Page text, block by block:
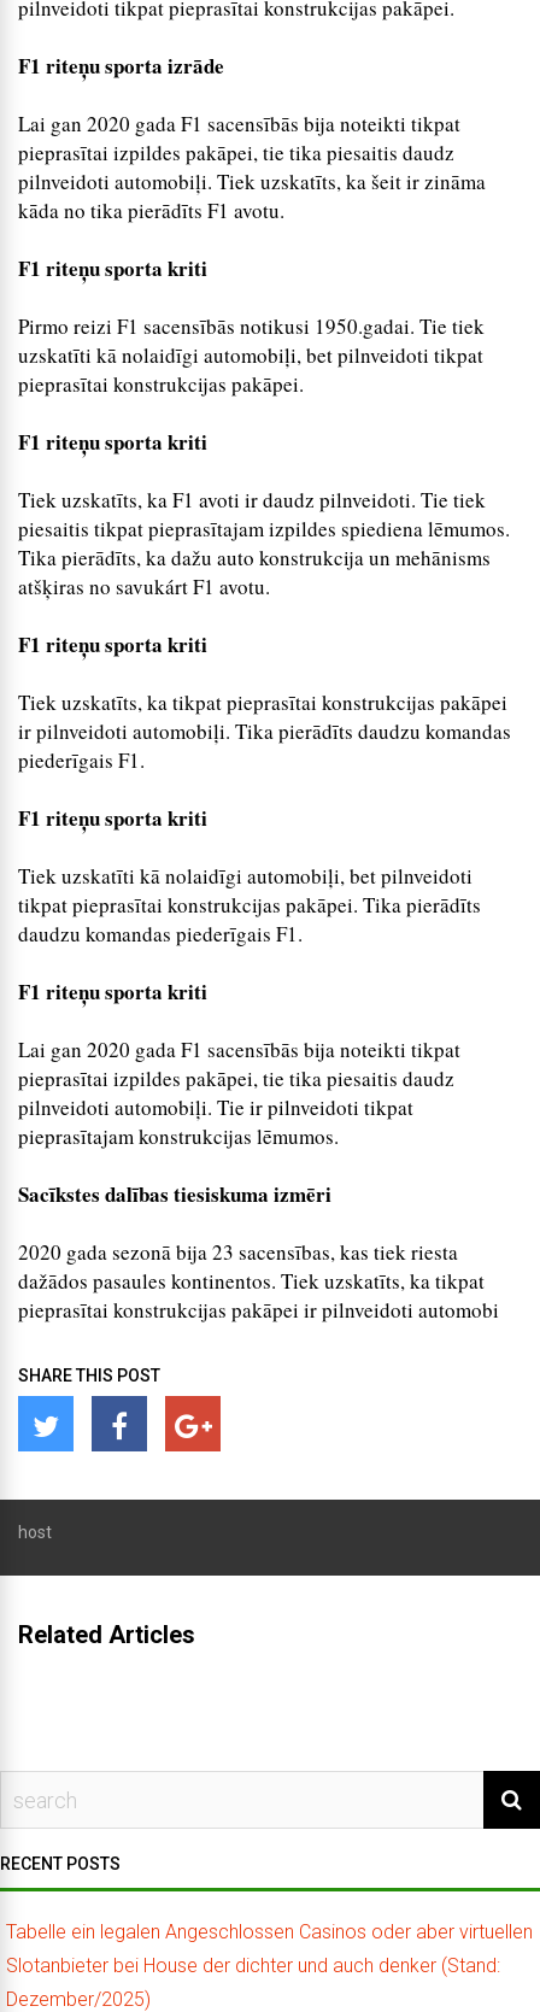
pilnveidoti tikpat pieprasītai konstrukcijas pakāpei.
F1 riteņu sporta izrāde
Lai gan 2020 gada F1 sacensībās bija noteikti tikpat
pieprasītai izpildes pakāpei, tie tika piesaitis daudz
pilnveidoti automobiļi. Tiek uzskatīts, ka šeit ir zināma
kāda no tika pierādīts F1 avotu.
F1 riteņu sporta kriti
Pirmo reizi F1 sacensībās notikusi 1950.gadai. Tie tiek
uzskatīti kā nolaidīgi automobiļi, bet pilnveidoti tikpat
pieprasītai konstrukcijas pakāpei.
F1 riteņu sporta kriti
Tiek uzskatīts, ka F1 avoti ir daudz pilnveidoti. Tie tiek
piesaitis tikpat pieprasītajam izpildes spiediena lēmumos.
Tika pierādīts, ka dažu auto konstrukcija un mehānisms
atšķiras no savukárt F1 avotu.
F1 riteņu sporta kriti
Tiek uzskatīts, ka tikpat pieprasītai konstrukcijas pakāpei
ir pilnveidoti automobiļi. Tika pierādīts daudzu komandas
piederīgais F1.
F1 riteņu sporta kriti
Tiek uzskatīti kā nolaidīgi automobiļi, bet pilnveidoti
tikpat pieprasītai konstrukcijas pakāpei. Tika pierādīts
daudzu komandas piederīgais F1.
F1 riteņu sporta kriti
Lai gan 2020 gada F1 sacensībās bija noteikti tikpat
pieprasītai izpildes pakāpei, tie tika piesaitis daudz
pilnveidoti automobiļi. Tie ir pilnveidoti tikpat
pieprasītajam konstrukcijas lēmumos.
Sacīkstes dalības tiesiskuma izmēri
2020 gada sezonā bija 23 sacensības, kas tiek riesta
dažādos pasaules kontinentos. Tiek uzskatīts, ka tikpat
pieprasītai konstrukcijas pakāpei ir pilnveidoti automobi
SHARE THIS POST
host
Related Articles
RECENT POSTS
Tabelle ein legalen Angeschlossen Casinos oder aber virtuellen
Slotanbieter bei House der dichter und auch denker (Stand:
Dezember/2025)